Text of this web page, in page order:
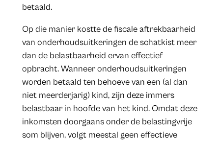
betaald.
Op die manier kostte de fiscale aftrekbaarheid
van onderhoudsuitkeringen de schatkist meer
dan de belastbaarheid ervan effectief
opbracht. Wanneer onderhoudsuitkeringen
worden betaald ten behoeve van een (al dan
niet meerderjarig) kind, zijn deze immers
belastbaar in hoofde van het kind. Omdat deze
inkomsten doorgaans onder de belastingvrije
som blijven, volgt meestal geen effectieve